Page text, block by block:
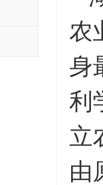
农
身
利
立
由